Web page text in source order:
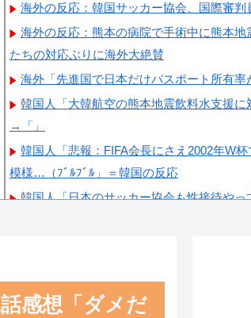
海外の反応：韓国サッカー協会、国際審判
海外の反応：熊本の病院で手術中に熊本
たちの対応ぶりに海外大絶賛
海外「先進国で日本だけパスポート所有率
韓国人「大韓航空の熊本地震飲料水支援に
→「」
韓国人「悲報：FIFA会長にさえ2002年W
模様…（ﾌﾞﾙﾌﾞﾙ」＝韓国の反応
韓国人「日本のサッカー協会も性接待や
たからね」
感想「ダメだ